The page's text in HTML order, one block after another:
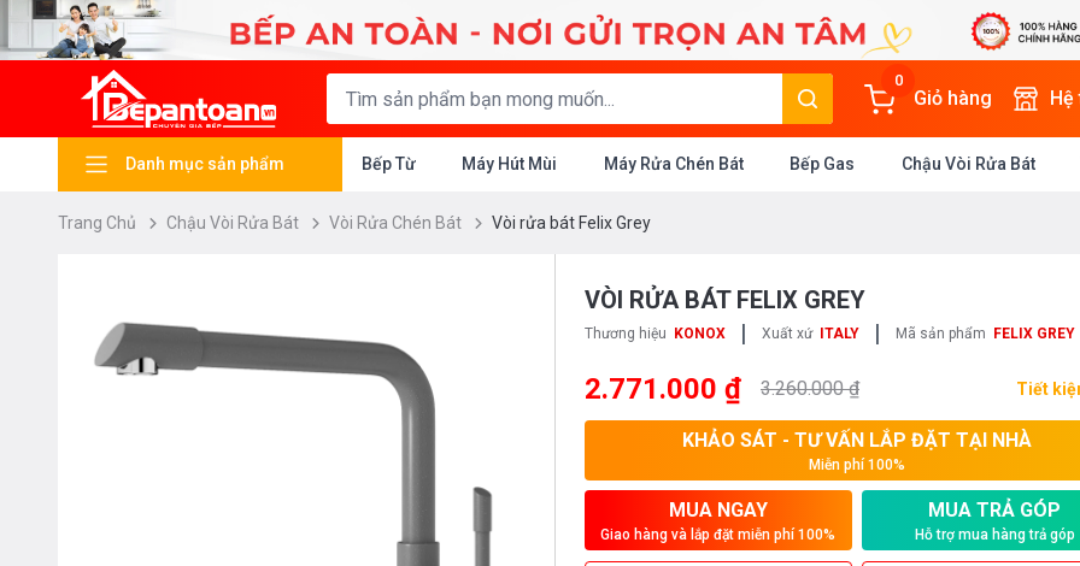
0
Giỏ hàng
Danh mục sản phẩm Bếp Từ Máy Hút Mùi Máy Rửa Chén Bát Bếp Gas Chậu Vòi Rửa Bát
Trang Chủ Chậu Vòi Rửa Bát Vòi Rửa Chén Bát Vòi rửa bát Felix Grey
VÒI RỬA BÁT FELIX GREY
Thương hiệu KONOX | Xuất xứ ITALY | Mã sản phẩm FELIX GREY
2.771.000 ₫ 3.260.000 ₫ Tiết
KHẢO SÁT - TƯ VẤN LẮP ĐẶT TẠI NHÀ
Miễn phí 100%
MUA NGAY
Giao hàng và lắp đặt miễn phí 100%
MUA TRẢ GÓP
Hỗ trợ mua hàng trả góp